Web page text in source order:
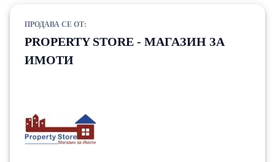
ПРОДАВА СЕ ОТ:
PROPERTY STORE - МАГАЗИН ЗА
ИМОТИ